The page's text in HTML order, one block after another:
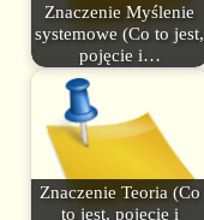
Znaczenie Myślenie
systemowe (Co to jest,
pojęcie i…
Znaczenie Teoria (Co
to jest, pojęcie i